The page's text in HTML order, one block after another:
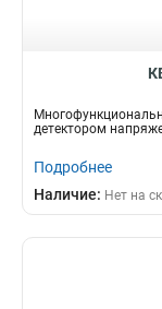
детектором
Подробнее
Наличие: Нет на